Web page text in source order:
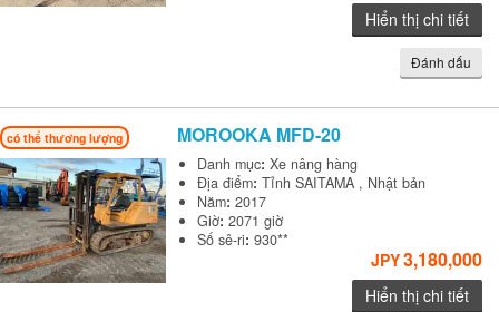
Hiển thị chi tiết
Đánh dấu
có thể thương lượng MOROOKA MFD-20
Danh mục:Xe nâng hàng
Địa điểm:Tỉnh SAITAMA , Nhật bản
Năm:2017
Giờ:2071 giờ
Số sê-ri:930**
JPY3,180,000
Hiển thị chi tiết